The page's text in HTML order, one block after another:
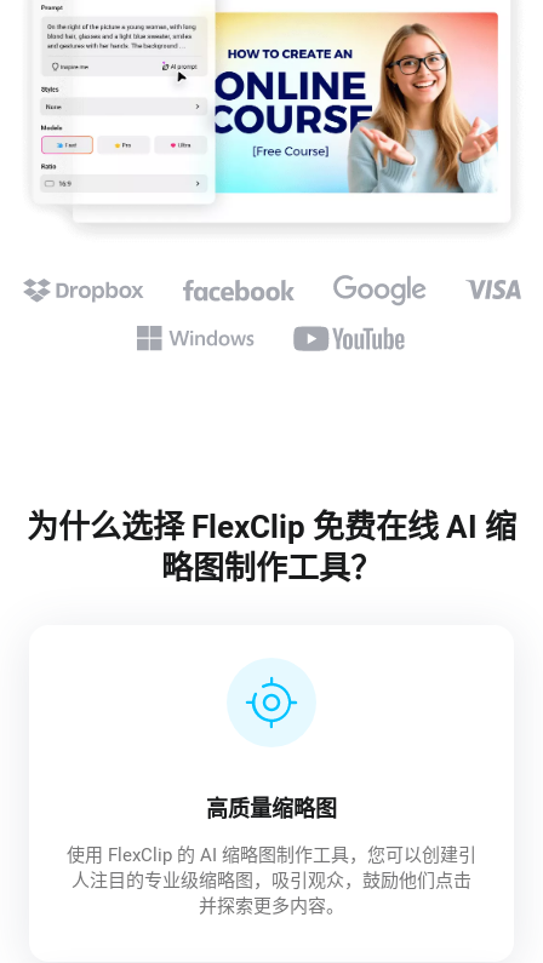
为什么选择 FlexClip 免费在线 AI 缩
略图制作工具？
高质量缩略图
使用 FlexClip 的 AI 缩略图制作工具，您可以创建引
人注目的专业级缩略图，吸引观众，鼓励他们点击
并探索更多内容。